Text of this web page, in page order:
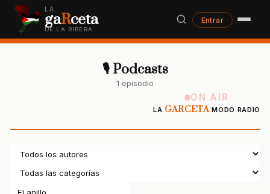
LA
gaRceta
DE LA RIBERA
Entrar
🎙 Podcasts
1 episodio
ON AIR
LA GARCETAMODO RADIO